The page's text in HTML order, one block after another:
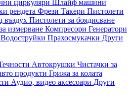
циркуляри
Шлайф машини
рендета Фрези Такери Пистолети
въздух Пистолети за боядисване
измерване Компресори Генератори
Водоструйки Прахосмукачки Други
Автокрушки Чистачки за
продукти Грижа за колата
Аудио, видео аксесоари Други